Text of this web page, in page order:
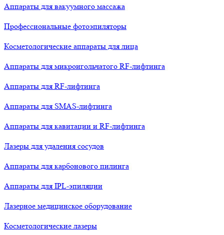
Аппараты для вакуумного массажа
Профессиональные фотоэпиляторы
Косметологические аппараты для лица
Аппараты для микроигольчатого RF-лифтинга
Аппараты для RF-лифтинга
Аппараты для SMAS-лифтинга
Аппараты для кавитации и RF-лифтинга
Лазеры для удаления сосудов
Аппараты для карбонового пилинга
Аппараты для IPL-эпиляции
Лазерное медицинское оборудование
Косметологические лазеры